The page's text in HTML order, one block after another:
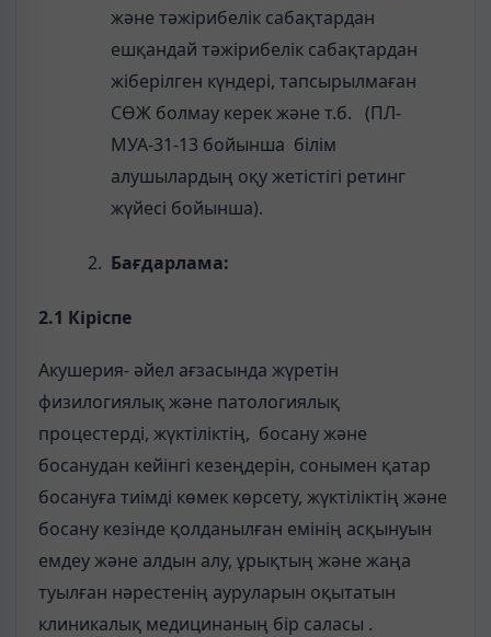
және тәжірибелік сабақтардан
ешқандай тәжірибелік сабақтардан
жіберілген күндері, тапсырылмаған
СӨЖ болмау керек және т.б. (ПЛ-
МУА-31-13 бойынша білім
алушылардың оқу жетістігі ретинг
жүйесі бойынша).
Бағдарлама:
2.1 Кіріспе
Акушерия- әйел ағзасында жүретін
физилогиялық және патологиялық
процестерді, жүктіліктің, босану және
босанудан кейінгі кезеңдерін, сонымен қатар
босануға тиімді көмек көрсету, жүктіліктің және
босану кезінде қолданылған емінің асқынуын
емдеу және алдын алу, ұрықтың және жаңа
туылған нәрестенің ауруларын оқытатын
клиникалық медицинаның бір саласы .